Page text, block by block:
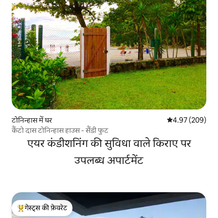
टोनिन्हास में घर औसत रेटिंग 5 में से
4.97 (209)
कैंटो दास टोनिन्हास हाउस - सैंडी फुट
एयर कंडीशनिंग की सुविधा वाले किराए पर
उपलब्ध अपार्टमेंट
गेस्ट्स का टॉप फ़ेवरेट
गेस्ट्स की फ़ेवरेट